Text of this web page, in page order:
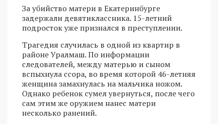
За убийство матери в Екатеринбурге
задержали девятиклассника. 15-летний
подросток уже признался в преступлении.
Трагедия случилась в одной из квартир в
районе Уралмаш. По информации
следователей, между матерью и сыном
вспыхнула ссора, во время которой 46-летняя
женщина замахнулась на мальчика ножом.
Однако ребенок сумел увернуться, после чего
сам этим же оружием нанес матери
несколько ранений.